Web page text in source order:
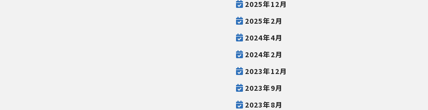
2025年12月
2025年2月
2024年4月
2024年2月
2023年12月
2023年9月
2023年8月